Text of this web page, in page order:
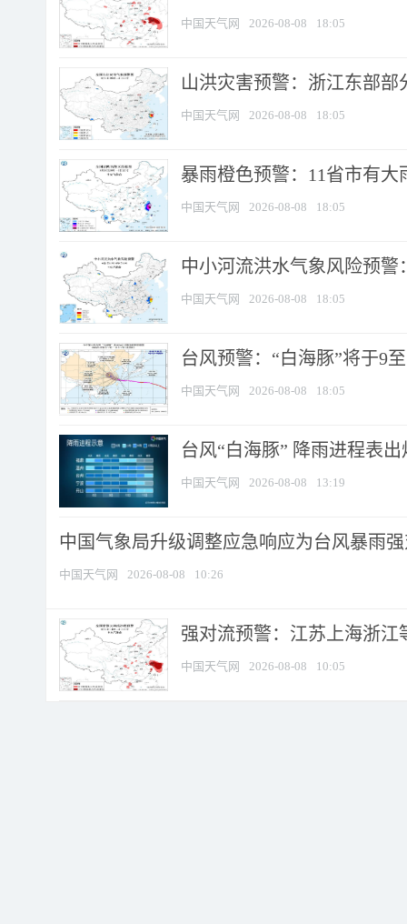
中国天气网 2026-08-08 18:05
山洪灾害预警：浙江东部
中国天气网 2026-08-08 18:05
暴雨橙色预警：11省市有
中国天气网 2026-08-08 18:05
中小河流洪水气象风险预
中国天气网 2026-08-08 18:05
台风预警：“白海豚”将于9
中国天气网 2026-08-08 18:05
台风“白海豚” 降雨进程表
中国天气网 2026-08-08 13:19
中国气象局升级调整应急响应为台风暴雨
中国天气网 2026-08-08 10:26
强对流预警：江苏上海浙江
中国天气网 2026-08-08 10:05